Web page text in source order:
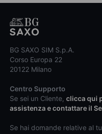
BG SAXO SIM S.p.A.
Corso Europa 22
20122 Milano
Centro Supporto
Se sei un Cliente, clicca qui
assistenza e contattare il
Se hai domande relative al